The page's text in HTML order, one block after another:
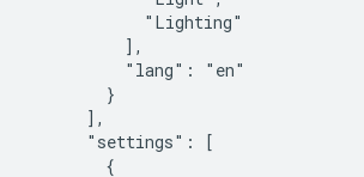
            "Lighting"
          ],
          "lang": "en"
        }
      ],
      "settings": [
        {